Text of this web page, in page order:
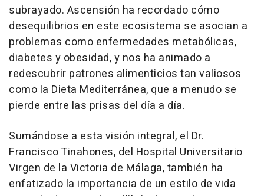
subrayado. Ascensión ha recordado cómo
desequilibrios en este ecosistema se asocian a
problemas como enfermedades metabólicas,
diabetes y obesidad, y nos ha animado a
redescubrir patrones alimenticios tan valiosos
como la Dieta Mediterránea, que a menudo se
pierde entre las prisas del día a día.
Sumándose a esta visión integral, el Dr.
Francisco Tinahones, del Hospital Universitario
Virgen de la Victoria de Málaga, también ha
enfatizado la importancia de un estilo de vida